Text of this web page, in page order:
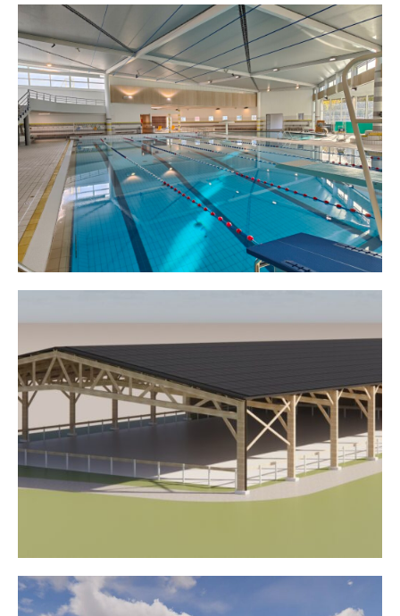
Centre Aquatique Jean Blanchet
Halle de carrière équestre